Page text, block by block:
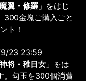
魔翼・修羅 」をはじ
300金塊ご購入ごと
ト！
23 23:59
神将・稚日女 」をは
。勾玉を300個消費